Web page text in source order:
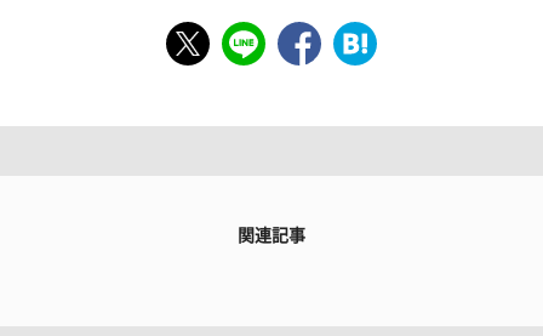
関連記事